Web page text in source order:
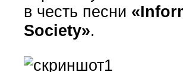
в честь песни
Society».